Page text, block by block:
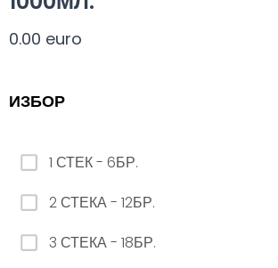
4.56 euro
31. Розова Стек 12бр. - 330мл.
0.00 euro
ИЗБОР
1 СТЕК - 6БР.
2 СТЕКА - 12БР.
3 СТЕКА - 18БР.